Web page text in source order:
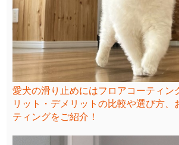
愛犬の滑り止めにはフロアコーティン
リット・デメリットの比較や選び方、
ティングをご紹介！